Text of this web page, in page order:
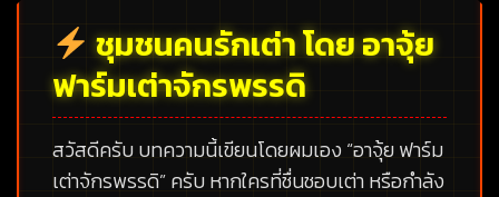
ชุมชนคนรักเต่า โดย อาจุ้ย
ฟาร์มเต่าจักรพรรดิ
สวัสดีครับ บทความนี้เขียนโดยผมเอง “อาจุ้ย ฟาร์ม
เต่าจักรพรรดิ”ครับ หากใครที่ชื่นชอบเต่า หรือกำลัง